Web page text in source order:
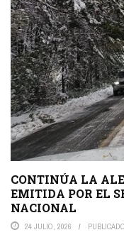
CONTINÚA LA
EMITIDA POR EL
NACIONAL
24 JULIO, 2026